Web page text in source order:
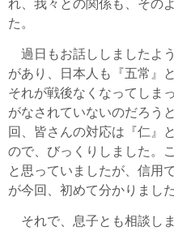
れ、我々との関係も、その
た。
過日もお話ししましたよ
があり、日本人も『五常』
それが戦後なくなってしま
がなされていないのだろう
回、皆さんの対応は『仁』
ので、びっくりしました。
と思っていましたが、信用
が今回、初めて分かりました
それで、息子とも相談し